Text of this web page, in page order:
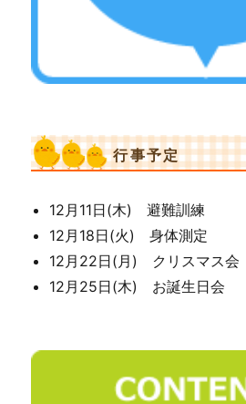
行事予定
12月11日(木) 避難訓練
12月18日(火) 身体測定
12月22日(月) クリスマス会
12月25日(木) お誕生日会